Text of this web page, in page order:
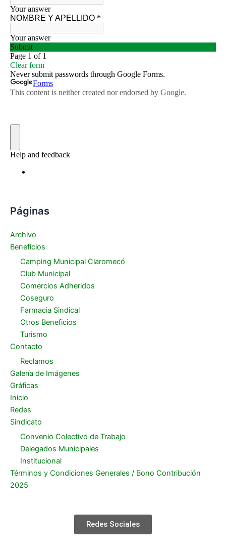
Páginas
Archivo
Beneficios
Camping Municipal Claromecó
Club Municipal
Comercios Adheridos
Coseguro
Farmacia Sindical
Otros Beneficios
Turismo
Contacto
Reclamos
Galería de Imágenes
Gráficas
Inicio
Redes
Sindicato
Convenio Colectivo de Trabajo
Delegados Municipales
Institucional
Términos y Condiciones Generales / Bono Contribución
2025
Redes Sociales